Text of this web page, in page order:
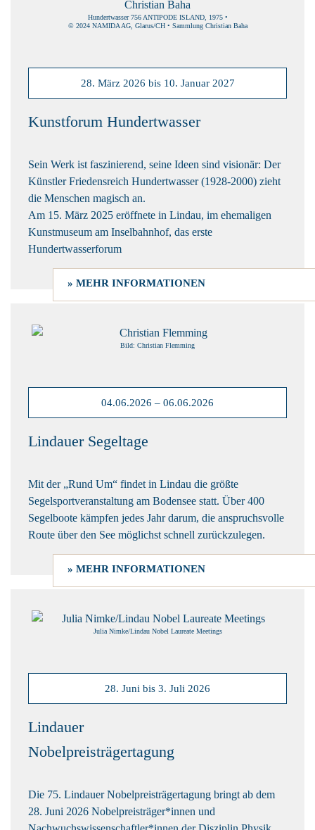
Hundertwasser 756 ANTIPODE ISLAND, 1975 •
© 2024 NAMIDA AG, Glarus/CH • Sammlung Christian Baha
28. März 2026 bis 10. Januar 2027
Kunstforum Hundertwasser
Sein Werk ist faszinierend, seine Ideen sind visionär: Der
Künstler Friedensreich Hundertwasser (1928-2000) zieht
die Menschen magisch an.
Am 15. März 2025 eröffnete in Lindau, im ehemaligen
Kunstmuseum am Inselbahnhof, das erste
Hundertwasserforum
» MEHR INFORMATIONEN
Bild: Christian Flemming
04.06.2026 – 06.06.2026
Lindauer Segeltage
Mit der „Rund Um“ findet in Lindau die größte
Segelsportveranstaltung am Bodensee statt. Über 400
Segelboote kämpfen jedes Jahr darum, die anspruchsvolle
Route über den See möglichst schnell zurückzulegen.
» MEHR INFORMATIONEN
Julia Nimke/Lindau Nobel Laureate Meetings
28. Juni bis 3. Juli 2026
Lindauer
Nobelpreisträgertagung
Die 75. Lindauer Nobelpreisträgertagung bringt ab dem
28. Juni 2026 Nobelpreisträger*innen und